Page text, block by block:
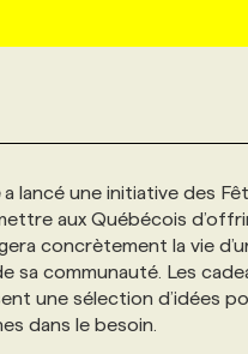
DE L'INDUSTRIE
NUMÉRIQUES
DISTINCTIONS
SOCIAUX
DURABLE
PUBLICITÉ
AVEC NOUS
LA CVTHÈQUE
OFFRES
CANDIDAT
AVEC NOUS
EN LIGNE
DE FORMATIONS
PERSONNALISÉES
CHASSE DE TÊTE
a lancé une initiative des
aux Québécois
concrètement la vie
sa communauté. Les
une sélection d’idées
dans le besoin.